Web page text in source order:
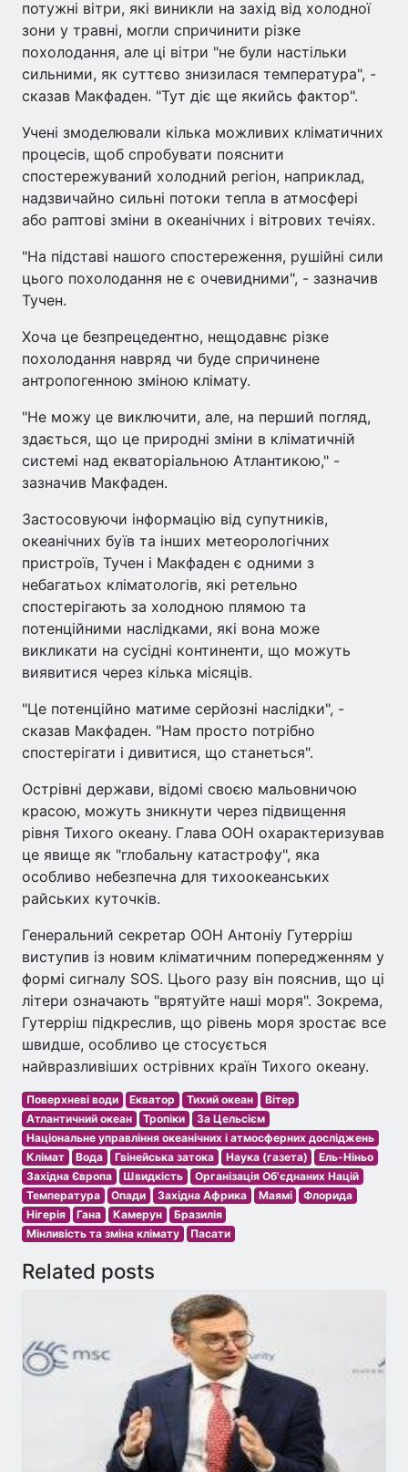
потужні вітри, які виникли на захід від холодної
зони у травні, могли спричинити різке
похолодання, але ці вітри "не були настільки
сильними, як суттєво знизилася температура", -
сказав Макфаден. "Тут діє ще якийсь фактор".
Учені змоделювали кілька можливих кліматичних
процесів, щоб спробувати пояснити
спостережуваний холодний регіон, наприклад,
надзвичайно сильні потоки тепла в атмосфері
або раптові зміни в океанічних і вітрових течіях.
"На підставі нашого спостереження, рушійні сили
цього похолодання не є очевидними", - зазначив
Тучен.
Хоча це безпрецедентно, нещодавнє різке
похолодання навряд чи буде спричинене
антропогенною зміною клімату.
"Не можу це виключити, але, на перший погляд,
здається, що це природні зміни в кліматичній
системі над екваторіальною Атлантикою," -
зазначив Макфаден.
Застосовуючи інформацію від супутників,
океанічних буїв та інших метеорологічних
пристроїв, Тучен і Макфаден є одними з
небагатьох кліматологів, які ретельно
спостерігають за холодною плямою та
потенційними наслідками, які вона може
викликати на сусідні континенти, що можуть
виявитися через кілька місяців.
"Це потенційно матиме серйозні наслідки", -
сказав Макфаден. "Нам просто потрібно
спостерігати і дивитися, що станеться".
Острівні держави, відомі своєю мальовничою
красою, можуть зникнути через підвищення
рівня Тихого океану. Глава ООН охарактеризував
це явище як "глобальну катастрофу", яка
особливо небезпечна для тихоокеанських
райських куточків.
Генеральний секретар ООН Антоніу Гутерріш
виступив із новим кліматичним попередженням у
формі сигналу SOS. Цього разу він пояснив, що ці
літери означають "врятуйте наші моря". Зокрема,
Гутерріш підкреслив, що рівень моря зростає все
швидше, особливо це стосується
найвразливіших острівних країн Тихого океану.
Поверхневі води Екватор Тихий океан
Вітер
Атлантичний океан
Тропіки
За Цельсієм
Національне управління океанічних і атмосферних досліджень
Клімат
Вода Гвінейська затока Наука (газета)
Ель-Ніньо
Західна Європа
Швидкість
Організація Об'єднаних Націй
Температура
Опади Західна Африка Маямі
Флорида
Нігерія
Гана Камерун
Бразилія
Мінливість та зміна клімату
Пасати
Related posts